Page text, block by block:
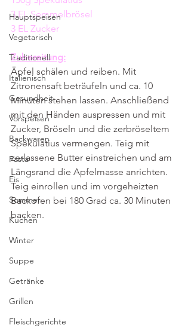
Hauptspeisen
Vegetarisch
Traditionell
Italienisch
Gesundheit
Vorspeisen
Backwaren
Pasta
Eis
Sommer
Kuchen
Winter
Suppe
Getränke
Grillen
Fleischgerichte
3 EL Semmelbrösel
3 EL Zucker
Zubereitung:
Äpfel schälen und reiben. Mit
Zitronensaft beträufeln und ca. 10
Minuten stehen lassen. Anschließend
mit den Händen auspressen und mit
Zucker, Bröseln und die zerbröseltem
Spekulatius vermengen. Teig mit
zerlassene Butter einstreichen und am
Längsrand die Apfelmasse anrichten.
Teig einrollen und im vorgeheizten
Backofen bei 180 Grad ca. 30 Minuten
backen.